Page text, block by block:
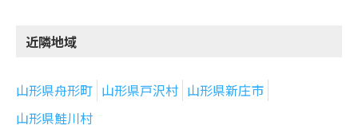
近隣地域
山形県舟形町 山形県戸沢村 山形県新庄市
山形県鮭川村